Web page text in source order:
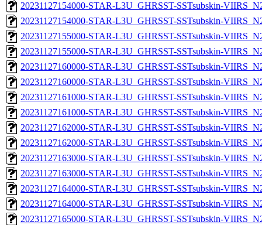
20231127154000-STAR-L3U_GHRSST-SSTsubskin-
20231127154000-STAR-L3U_GHRSST-SSTsubskin-
20231127155000-STAR-L3U_GHRSST-SSTsubskin-
20231127155000-STAR-L3U_GHRSST-SSTsubskin-
20231127160000-STAR-L3U_GHRSST-SSTsubskin-
20231127160000-STAR-L3U_GHRSST-SSTsubskin-
20231127161000-STAR-L3U_GHRSST-SSTsubskin-
20231127161000-STAR-L3U_GHRSST-SSTsubskin-
20231127162000-STAR-L3U_GHRSST-SSTsubskin-
20231127162000-STAR-L3U_GHRSST-SSTsubskin-
20231127163000-STAR-L3U_GHRSST-SSTsubskin-
20231127163000-STAR-L3U_GHRSST-SSTsubskin-
20231127164000-STAR-L3U_GHRSST-SSTsubskin-
20231127164000-STAR-L3U_GHRSST-SSTsubskin-
20231127165000-STAR-L3U_GHRSST-SSTsubskin-